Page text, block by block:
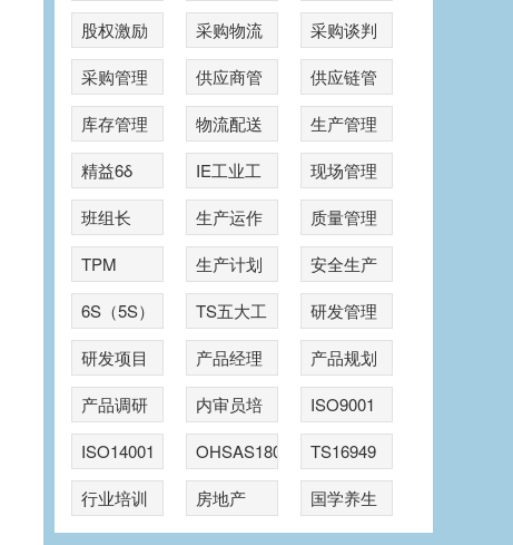
股权激励
采购物流
采购谈判
采购管理
供应商管
理
供应链管
理
库存管理 物流配送
生产管理
精益6δ
IE工业工
程
现场管理
班组长
生产运作
质量管理
TPM
生产计划
安全生产
6S（5S）
TS五大工
具
研发管理
研发项目
管理
产品经理
产品规划
产品调研
内审员培
训
ISO9001
ISO14001
OHSAS18001
TS16949
行业培训
房地产 国学养生